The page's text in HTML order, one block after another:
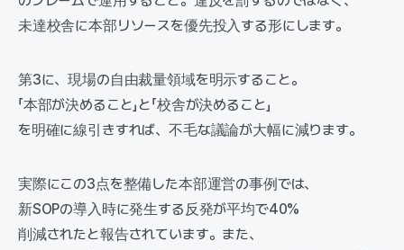
未達校舎に本部リソースを優先投入する形にします。
第3に、現場の自由裁量領域を明示すること。
「本部が決めること」と「校舎が決めること」
を明確に線引きすれば、不毛な議論が大幅に減ります。
実際にこの3点を整備した本部運営の事例では、
新SOPの導入時に発生する反発が平均で40%
削減されたと報告されています。また、